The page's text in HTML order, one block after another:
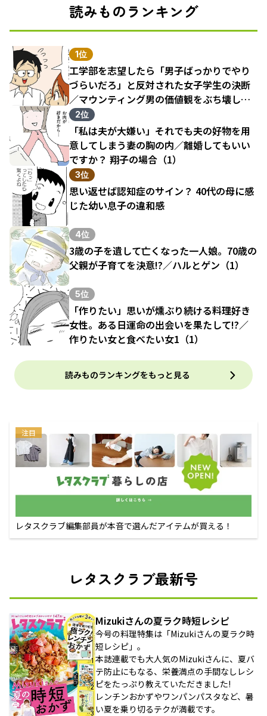
読みものランキング
1位
工学部を志望したら「男子ばっかりでやり
づらいだろ」と反対された女子学生の決断
／マウンティング男の価値観をぶち壊した
結果（1）
2位
「私は夫が大嫌い」それでも夫の好物を用
意してしまう妻の胸の内／離婚してもいい
ですか？ 翔子の場合（1）
3位
思い返せば認知症のサイン？ 40代の母に感
じた幼い息子の違和感
4位
3歳の子を遺して亡くなった一人娘。70歳の
父親が子育てを決意!?／ハルとゲン（1）
5位
「作りたい」思いが燻ぶり続ける料理好き
女性。ある日運命の出会いを果たして!?／
作りたい女と食べたい女1（1）
読みものランキングをもっと見る
注目
レタスクラブ編集部員が本音で選んだアイテムが買える！
レタスクラブ最新号
Mizukiさんの夏ラク時短レシピ
今号の料理特集は「Mizukiさんの夏ラク時
短レシピ」。
本誌連載でも大人気のMizukiさんに、夏バ
テ防止にもなる、栄養満点の手間なしレシ
ピをたっぷり教えていただきました!
レンチンおかずやワンパンパスタなど、暑
い夏を乗り切るテクが満載です。